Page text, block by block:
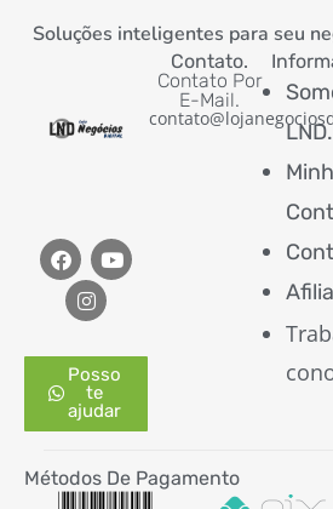
Soluções inteligentes para seu
Posso
te
ajudar
Contato.
Contato Por
E-Mail.
LND.
Métodos De Pagamento